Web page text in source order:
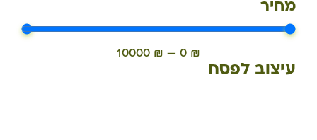
מחיר
₪
0
—
₪
10000
עיצוב לפסח